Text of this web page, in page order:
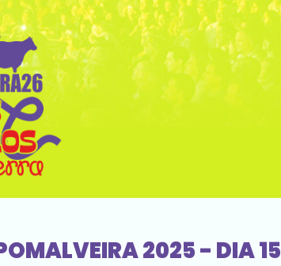
2025 - DIA 15